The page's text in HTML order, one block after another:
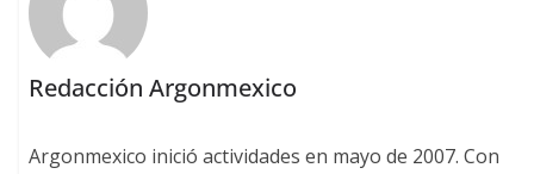
Redacción Argonmexico
Argonmexico inició actividades en mayo de 2007. Con